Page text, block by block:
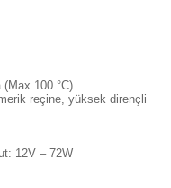
100 °C)
reçine, yüksek dirençli
12V – 72W